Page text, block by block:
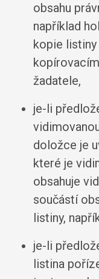
obsahu
například
kopie
žadatele,
je-li
doložce je
které je
obsahuje
součástí
listiny,
je-li
listina